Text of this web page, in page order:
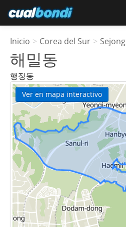
Usuarios estrella
Encuesta
Inicio > Corea del Sur > Sejong
해밀동
행정동
Ver en mapa interactivo